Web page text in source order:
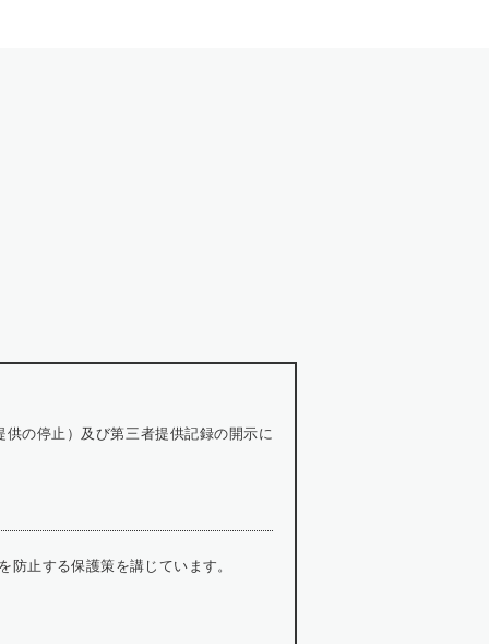
の停止）及び第三者提供記録の開示に
止する保護策を講じています。